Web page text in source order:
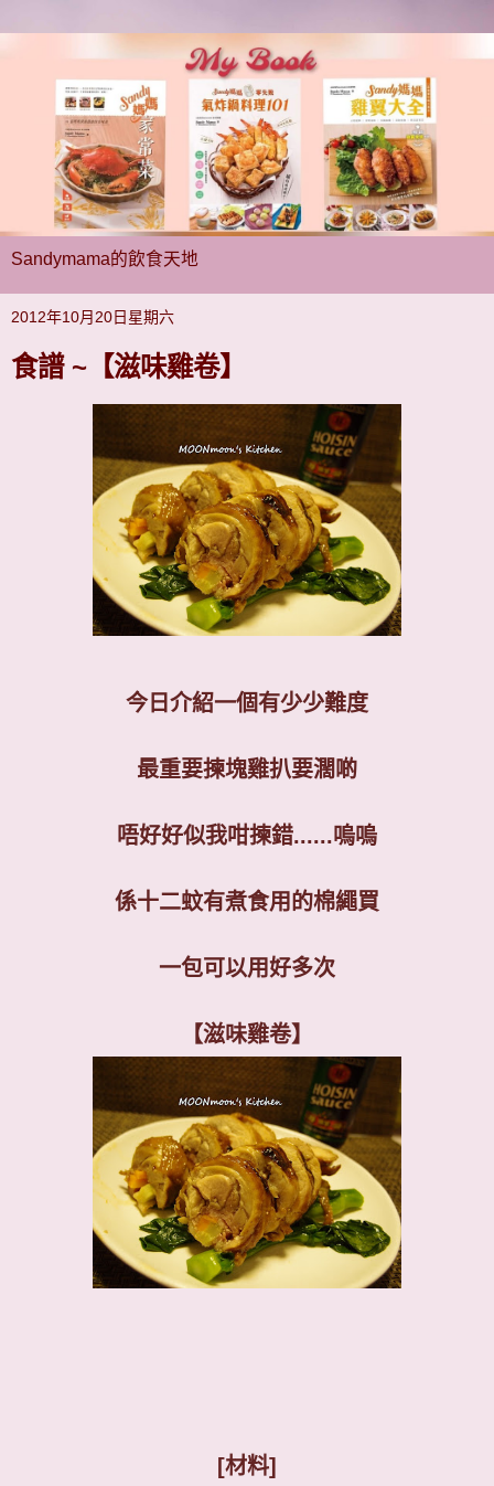
Sandymama的飲食天地
2012年10月20日星期六
食譜 ~【滋味雞卷】
今日介紹一個有少少難度
最重要揀塊雞扒要濶啲
唔好好似我咁揀錯......嗚嗚
係十二蚊有煮食用的棉繩買
一包可以用好多次
【滋味雞卷】
[材料]